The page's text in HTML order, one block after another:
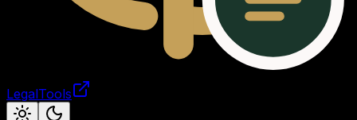
LegalTools